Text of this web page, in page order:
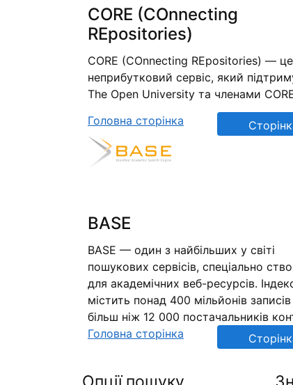
CORE (COnnecting
REpositories)
CORE (COnnecting REpositories) — це
неприбутковий сервіс, який
The Open University та членами
Головна сторінка
BASE
BASE — один з найбільших у світі
пошукових сервісів, спеціально
для академічних веб-ресурсів.
містить понад 400 мільйонів записів
більш ніж 12 000 постачальників
Головна сторінка